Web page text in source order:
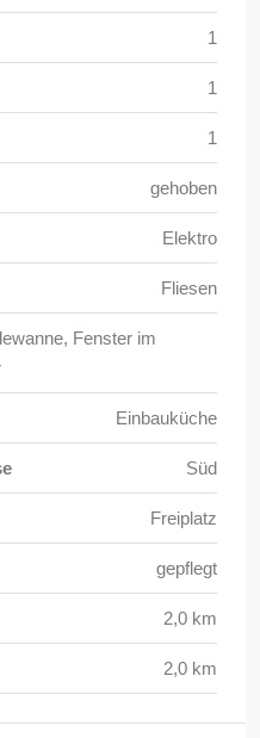
1
1
1
gehoben
Elektro
Fliesen
Fenster im
Einbauküche
Süd
Freiplatz
gepflegt
2,0 km
2,0 km